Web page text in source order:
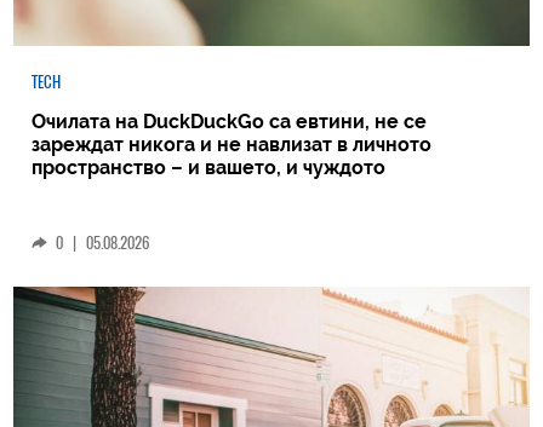
TECH
Очилата на DuckDuckGo са евтини, не се
зареждат никога и не навлизат в личното
пространство – и вашето, и чуждото
0 | 05.08.2026